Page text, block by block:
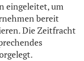
eingeleitet, um
bereit
Die Zeitfracht